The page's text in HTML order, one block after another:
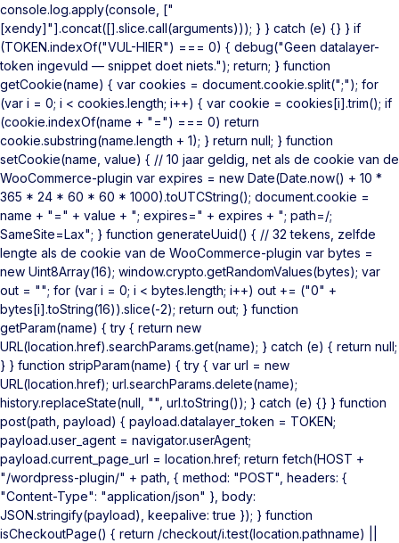
console.log.apply(console, ["
[xendy]"].concat([].slice.call(arguments))); } } catch (e) {} } if
(TOKEN.indexOf("VUL-HIER") === 0) { debug("Geen datalayer-
token ingevuld — snippet doet niets."); return; } function
getCookie(name) { var cookies = document.cookie.split(";"); for
(var i = 0; i < cookies.length; i++) { var cookie = cookies[i].trim(); if
(cookie.indexOf(name + "=") === 0) return
cookie.substring(name.length + 1); } return null; } function
setCookie(name, value) { // 10 jaar geldig, net als de cookie van de
WooCommerce-plugin var expires = new Date(Date.now() + 10 *
365 * 24 * 60 * 60 * 1000).toUTCString(); document.cookie =
name + "=" + value + "; expires=" + expires + "; path=/;
SameSite=Lax"; } function generateUuid() { // 32 tekens, zelfde
lengte als de cookie van de WooCommerce-plugin var bytes =
new Uint8Array(16); window.crypto.getRandomValues(bytes); var
out = ""; for (var i = 0; i < bytes.length; i++) out += ("0" +
bytes[i].toString(16)).slice(-2); return out; } function
getParam(name) { try { return new
URL(location.href).searchParams.get(name); } catch (e) { return null;
} } function stripParam(name) { try { var url = new
URL(location.href); url.searchParams.delete(name);
history.replaceState(null, "", url.toString()); } catch (e) {} } function
post(path, payload) { payload.datalayer_token = TOKEN;
payload.user_agent = navigator.userAgent;
payload.current_page_url = location.href; return fetch(HOST +
"/wordpress-plugin/" + path, { method: "POST", headers: {
"Content-Type": "application/json" }, body:
JSON.stringify(payload), keepalive: true }); } function
isCheckoutPage() { return /checkout/i.test(location.pathname) ||